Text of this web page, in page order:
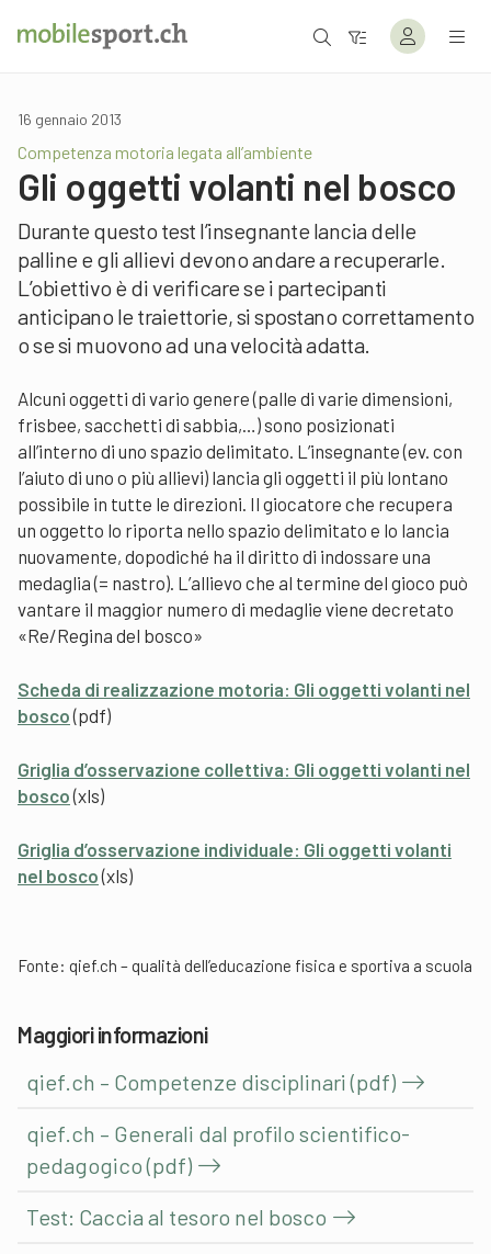
16 gennaio 2013
Competenza motoria legata all’ambiente
Gli oggetti volanti nel bosco
Durante questo test l’insegnante lancia delle
palline e gli allievi devono andare a recuperarle.
L’obiettivo è di verificare se i partecipanti
anticipano le traiettorie, si spostano correttamento
o se si muovono ad una velocità adatta.
Alcuni oggetti di vario genere (palle di varie dimensioni,
frisbee, sacchetti di sabbia,…) sono posizionati
all’interno di uno spazio delimitato. L’insegnante (ev. con
l’aiuto di uno o più allievi) lancia gli oggetti il più lontano
possibile in tutte le direzioni. Il giocatore che recupera
un oggetto lo riporta nello spazio delimitato e lo lancia
nuovamente, dopodiché ha il diritto di indossare una
medaglia (= nastro). L’allievo che al termine del gioco può
vantare il maggior numero di medaglie viene decretato
«Re/Regina del bosco»
Scheda di realizzazione motoria: Gli oggetti volanti nel
bosco(pdf)
Griglia d’osservazione collettiva: Gli oggetti volanti nel
bosco(xls)
Griglia d’osservazione individuale: Gli oggetti volanti
nel bosco(xls)
Fonte: qief.ch – qualità dell’educazione fisica e sportiva a scuola
Maggiori informazioni
qief.ch – Competenze disciplinari (pdf)
qief.ch – Generali dal profilo scientifico-
pedagogico (pdf)
Test: Caccia al tesoro nel bosco